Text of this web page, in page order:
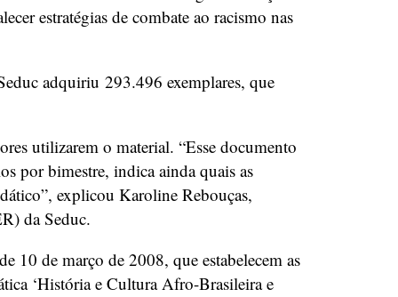
estratégias de combate ao racismo nas
adquiriu 293.496 exemplares, que
utilizarem o material. “Esse documento
por bimestre, indica ainda quais as
explicou Karoline Rebouças,
da Seduc.
10 de março de 2008, que estabelecem as
‘História e Cultura Afro-Brasileira e